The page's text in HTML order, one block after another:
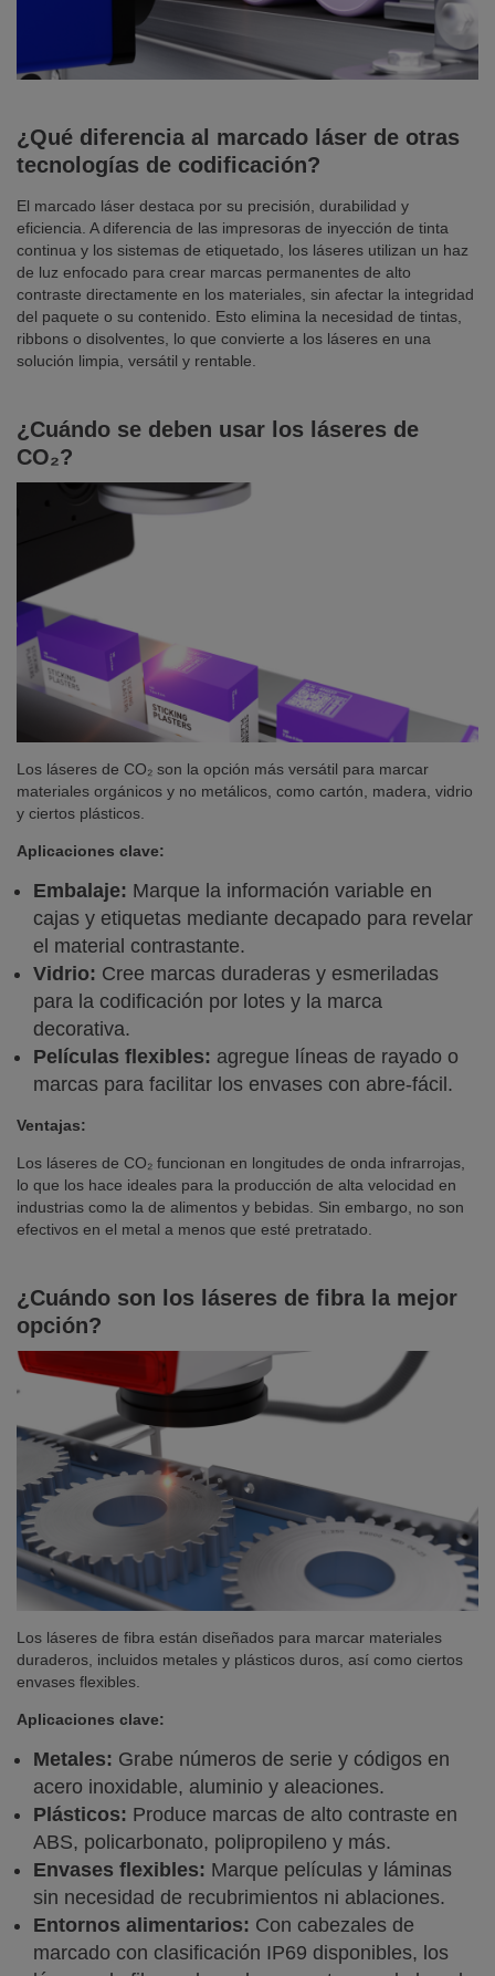
¿Qué diferencia al marcado láser de otras
tecnologías de codificación?
El marcado láser destaca por su precisión, durabilidad y
eficiencia. A diferencia de las impresoras de inyección de tinta
continua y los sistemas de etiquetado, los láseres utilizan un haz
de luz enfocado para crear marcas permanentes de alto
contraste directamente en los materiales, sin afectar la integridad
del paquete o su contenido. Esto elimina la necesidad de tintas,
ribbons o disolventes, lo que convierte a los láseres en una
solución limpia, versátil y rentable.
¿Cuándo se deben usar los láseres de
CO₂?
Los láseres de CO₂ son la opción más versátil para marcar
materiales orgánicos y no metálicos, como cartón, madera, vidrio
y ciertos plásticos.
Aplicaciones clave:
Embalaje: Marque la información variable en
cajas y etiquetas mediante decapado para revelar
el material contrastante.
Vidrio: Cree marcas duraderas y esmeriladas
para la codificación por lotes y la marca
decorativa.
Películas flexibles: agregue líneas de rayado o
marcas para facilitar los envases con abre-fácil.
Ventajas:
Los láseres de CO₂ funcionan en longitudes de onda infrarrojas,
lo que los hace ideales para la producción de alta velocidad en
industrias como la de alimentos y bebidas. Sin embargo, no son
efectivos en el metal a menos que esté pretratado.
¿Cuándo son los láseres de fibra la mejor
opción?
Los láseres de fibra están diseñados para marcar materiales
duraderos, incluidos metales y plásticos duros, así como ciertos
envases flexibles.
Aplicaciones clave:
Metales: Grabe números de serie y códigos en
acero inoxidable, aluminio y aleaciones.
Plásticos: Produce marcas de alto contraste en
ABS, policarbonato, polipropileno y más.
Envases flexibles: Marque películas y láminas
sin necesidad de recubrimientos ni ablaciones.
Entornos alimentarios: Con cabezales de
marcado con clasificación IP69 disponibles, los